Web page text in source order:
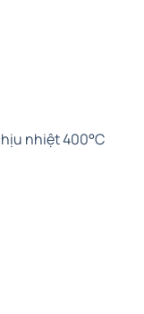
nhiệt 400°C